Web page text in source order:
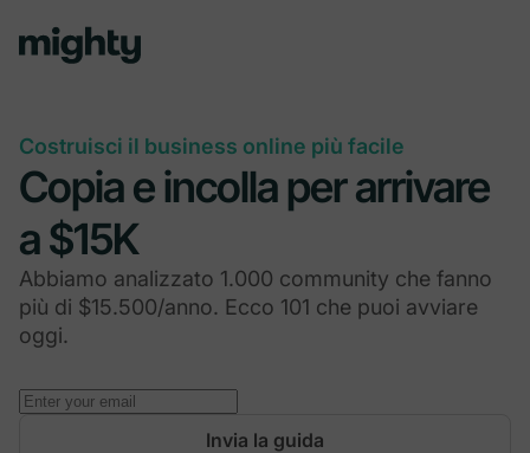
Costruisci il business online più facile
Copia e incolla per arrivare
a $15K
Abbiamo analizzato 1.000 community che fanno
più di $15.500/anno. Ecco 101 che puoi avviare
oggi.
Invia la guida